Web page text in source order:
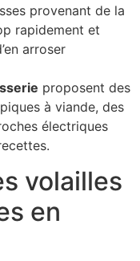
provenant de la
rapidement et
arroser
proposent des
à viande, des
électriques
volailles
en